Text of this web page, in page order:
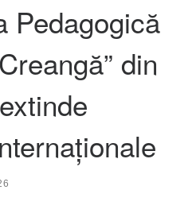
Pedagogică
din